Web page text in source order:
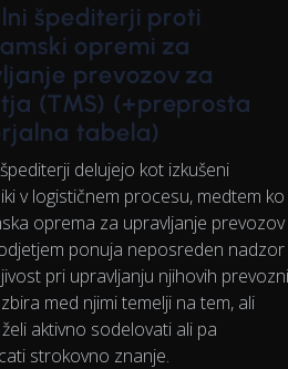
špediterji proti
opremi za
prevozov za
(TMS) (+preprosta
tabela)
delujejo kot izkušeni
v logističnem procesu, medtem ko
oprema za upravljanje prevozov
ponuja neposreden
pri upravljanju njihovih
med njimi temelji na tem, ali
aktivno sodelovati ali pa
strokovno znanje.